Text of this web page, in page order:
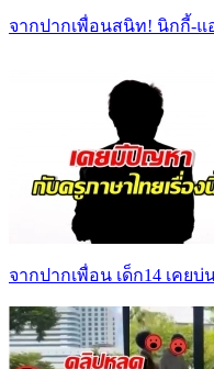
จากปากเพื่อนสนิท! นิกกี้-แ
จากปากเพื่อน เด็ก14 เคย